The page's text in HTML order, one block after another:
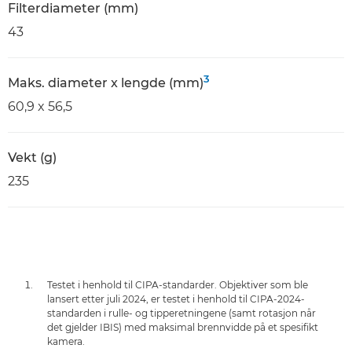
Filterdiameter (mm)
43
Maks. diameter x lengde (mm)3
60,9 x 56,5
Vekt (g)
235
Testet i henhold til CIPA-standarder. Objektiver som ble
lansert etter juli 2024, er testet i henhold til CIPA-2024-
standarden i rulle- og tipperetningene (samt rotasjon når
det gjelder IBIS) med maksimal brennvidde på et spesifikt
kamera.